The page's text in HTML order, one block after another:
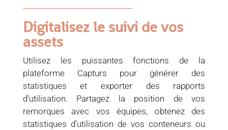
Digitalisez le suivi de vos
assets
Utilisez les puissantes fonctions de la
plateforme Capturs pour générer des
statistiques et exporter des rapports
d’utilisation. Partagez la position de vos
remorques avec vos équipes, obtenez des
statistiques d’utilisation de vos conteneurs ou